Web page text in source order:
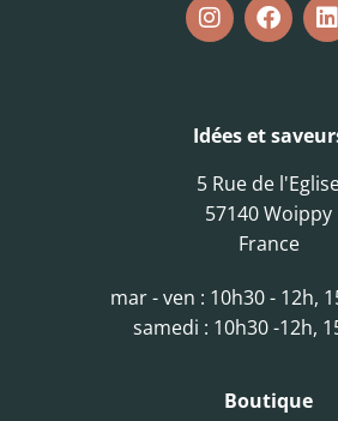
Idées et
5 Rue de
57140 Woippy
France
mar - ven : 10h30 - 12h,
samedi : 10h30 -12h,
Boutique